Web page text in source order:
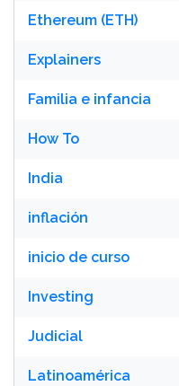
Ethereum (ETH)
Explainers
Familia e infancia
How To
India
inflación
inicio de curso
Investing
Judicial
Latinoamérica